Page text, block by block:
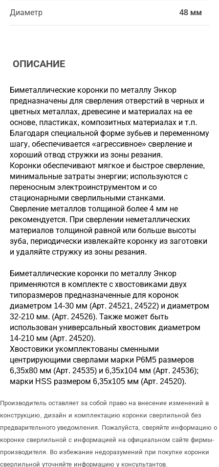
Диаметр 48 мм
ОПИСАНИЕ
Биметаллические коронки по металлу Энкор
предназначены для сверления отверстий в черных и
цветных металлах, древесине и материалах на ее
основе, пластиках, композитных материалах и т.п.
Благодаря специальной форме зубьев и переменному
шагу, обеспечивается «агрессивное» сверление и
хороший отвод стружки из зоны резания.
Коронки обеспечивают мягкое и быстрое сверление,
минимальные затраты энергии; используются с
переносным электроинструментом и со
стационарными сверлильными станками.
Сверление металлов толщиной более 4 мм не
рекомендуется. При сверлении неметаллических
материалов толщиной равной или больше высоты
зуба, периодически извлекайте коронку из заготовки
и удаляйте стружку из зоны резания.
Биметаллические коронки по металлу Энкор
применяются в комплекте с хвостовиками двух
типоразмеров предназначенные для коронок
диаметром 14-30 мм (Арт. 24521, 24522) и диаметром
32-210 мм. (Арт. 24526). Также может быть
использован универсальный хвостовик диаметром
14-210 мм (Арт. 24520).
Хвостовики укомплектованы сменными
центрирующими сверлами марки Р6М5 размеров
6,35х80 мм (Арт. 24535) и 6,35х104 мм (Арт. 24536);
марки HSS размером 6,35х105 мм (Арт. 24520).
Производитель оставляет за собой право на внесение изменений в
конструкцию, дизайн и комплектацию коронки сверлильной без
предварительного уведомления. Пожалуйста, сверяйте информацию о
коронке сверлильной с информацией на официальном сайте фирмы-
производителя. Во избежание недоразумений при покупке коронки
сверлильной уточняйте информацию у консультантов.